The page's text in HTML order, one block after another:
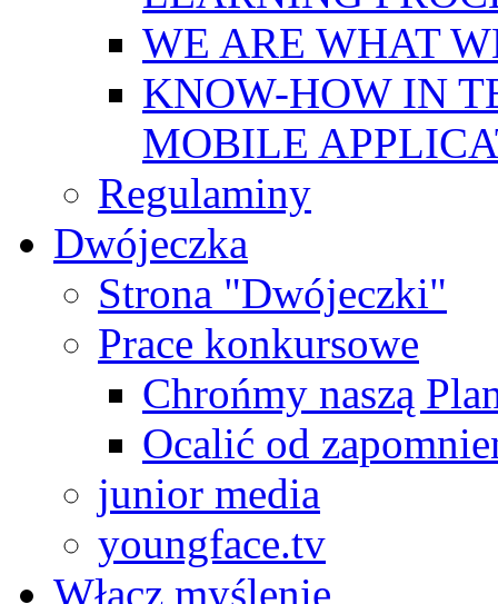
WE ARE WHAT
KNOW-HOW IN
MOBILE
Regulaminy
Dwójeczka
Strona "Dwójeczki"
Prace konkursowe
Chrońmy naszą
Ocalić od
junior media
youngface.tv
Włącz myślenie